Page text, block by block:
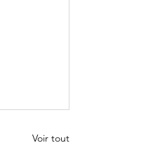
Voir tout